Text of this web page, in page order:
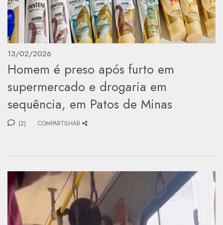
13/02/2026
Homem é preso após furto em
supermercado e drogaria em
sequência, em Patos de Minas
(2) COMPARTILHAR